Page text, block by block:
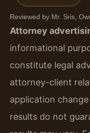
Reviewed by Mr. Sris,
Attorney
informational
constitute legal
attorney-client
application
results do not